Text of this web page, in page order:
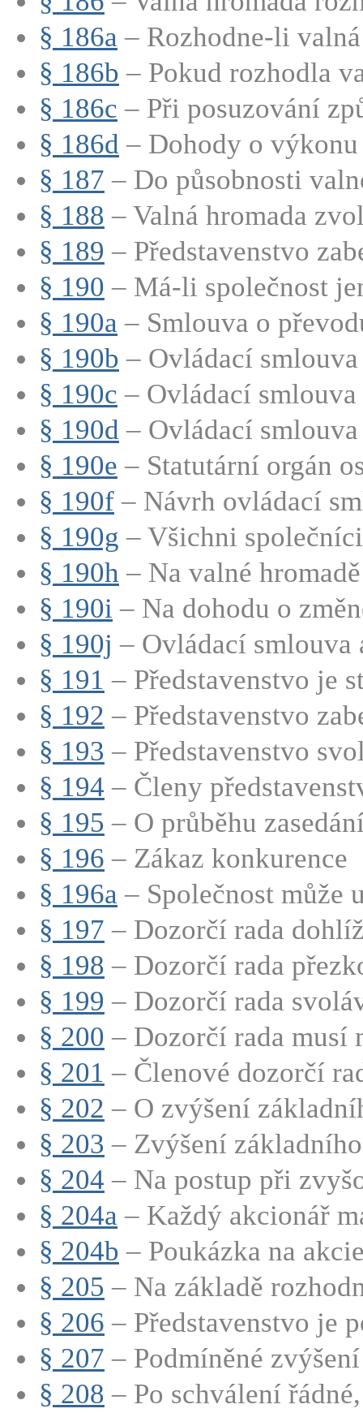
§ 186a – Rozhodne-li
§ 186b – Pokud rozhodla
§ 186c – Při posuzování
§ 186d – Dohody o
§ 187 – Do působnosti
§ 188 – Valná hromada
§ 189 – Představenstvo
§ 190 – Má-li společnost
§ 190a – Smlouva o
§ 190b – Ovládací smlouva
§ 190c – Ovládací
§ 190d – Ovládací
§ 190e – Statutární orgán
§ 190f – Návrh ovládací
§ 190g – Všichni
§ 190h – Na valné
§ 190i – Na dohodu o
§ 190j – Ovládací smlouva
§ 191 – Představenstvo je
§ 192 – Představenstvo
§ 193 – Představenstvo
§ 194 – Členy
§ 195 – O průběhu
§ 196 – Zákaz konkurence
§ 196a – Společnost může
§ 197 – Dozorčí rada
§ 198 – Dozorčí rada
§ 199 – Dozorčí rada
§ 200 – Dozorčí rada musí
§ 201 – Členové dozorčí
§ 202 – O zvýšení
§ 203 – Zvýšení
§ 204 – Na postup při
§ 204a – Každý akcionář
§ 204b – Poukázka na
§ 205 – Na základě
§ 206 – Představenstvo je
§ 207 – Podmíněné
§ 208 – Po schválení